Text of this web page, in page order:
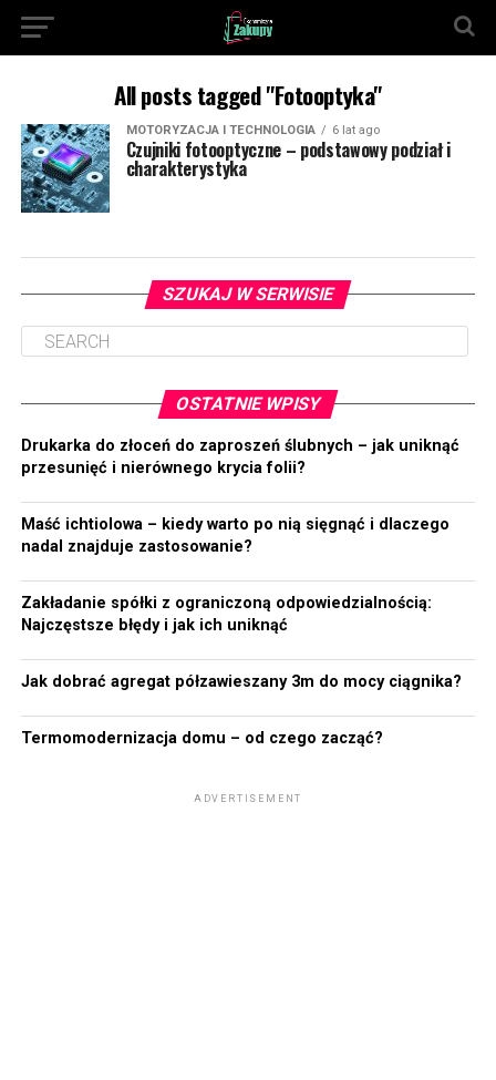
All posts tagged "Fotooptyka"
MOTORYZACJA I TECHNOLOGIA 6 lat ago
Czujniki fotooptyczne – podstawowy podział i
charakterystyka
SZUKAJ W SERWISIE
OSTATNIE WPISY
Drukarka do złoceń do zaproszeń ślubnych – jak uniknąć
przesunięć i nierównego krycia folii?
Maść ichtiolowa – kiedy warto po nią sięgnąć i dlaczego
nadal znajduje zastosowanie?
Zakładanie spółki z ograniczoną odpowiedzialnością:
Najczęstsze błędy i jak ich uniknąć
Jak dobrać agregat półzawieszany 3m do mocy ciągnika?
Termomodernizacja domu – od czego zacząć?
ADVERTISEMENT